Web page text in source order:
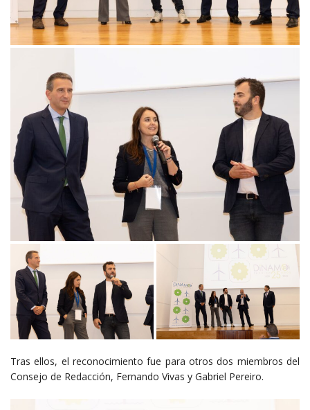
Tras ellos, el reconocimiento fue para otros dos miembros del
Consejo de Redacción, Fernando Vivas y Gabriel Pereiro.